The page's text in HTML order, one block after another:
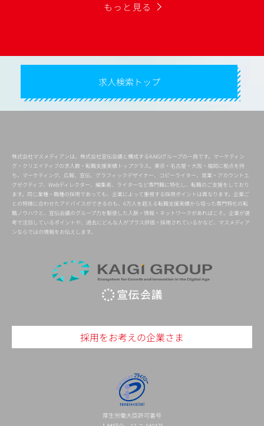
もっと見る
求人検索トップ
株式会社マスメディアンは、株式会社宣伝会議と構成するKAIGIグループの一員です。マーケティン
グ・クリエイティブの求人数・転職支援実績トップクラス。東京・名古屋・大阪・福岡に拠点を持
ち、マーケティング、広報、宣伝、グラフィックデザイナー、コピーライター、営業・アカウントエ
グゼクティブ、Webディレクター、編集者、ライターなど専門職に特化し、転職のご支援をしており
ます。同じ業種・職種の採用であっても、企業によって重視する採用ポイントは異なります。企業ご
との特徴に合わせたアドバイスができるのも、6万人を超える転職支援実績から培った専門特化の転
職ノウハウと、宣伝会議のグループ力を駆使した人脈・情報・ネットワークがあればこそ。企業が選
考で注目しているポイントや、過去にどんな人がプラス評価・採用されているかなど、マスメディア
ンならではの情報をお伝えします。
採用をお考えの企業さま
厚生労働大臣許可番号